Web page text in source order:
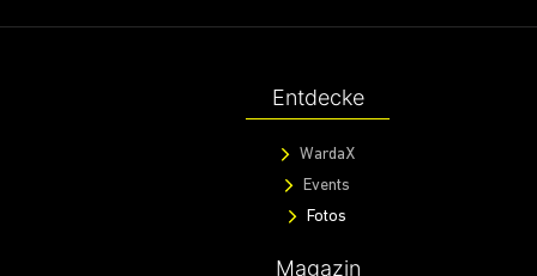
Entdecke
WardaX
Events
Fotos
Magazin